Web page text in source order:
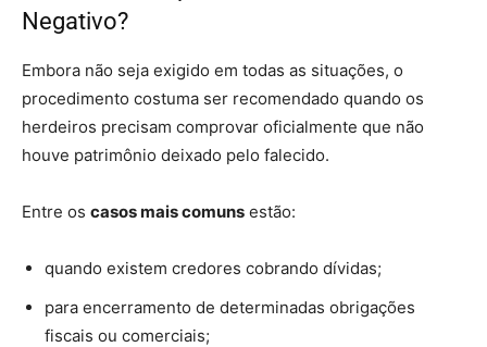
Negativo?
Embora não seja exigido em todas as situações, o
procedimento costuma ser recomendado quando os
herdeiros precisam comprovar oficialmente que não
houve patrimônio deixado pelo falecido.
Entre os casos mais comuns estão:
quando existem credores cobrando dívidas;
para encerramento de determinadas obrigações
fiscais ou comerciais;